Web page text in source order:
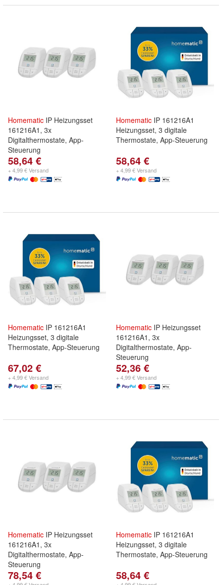
Homematic IP Heizungsset
161216A1, 3x
Digitalthermostate, App-
Steuerung
58,64 €
+ 4,99 € Versand
Homematic IP 161216A1
Heizungsset, 3 digitale
Thermostate, App-Steuerung
58,64 €
+ 4,99 € Versand
Homematic IP 161216A1
Heizungsset, 3 digitale
Thermostate, App-Steuerung
67,02 €
+ 4,99 € Versand
Homematic IP Heizungsset
161216A1, 3x
Digitalthermostate, App-
Steuerung
52,36 €
+ 4,99 € Versand
Homematic IP Heizungsset
161216A1, 3x
Digitalthermostate, App-
Steuerung
78,54 €
Homematic IP 161216A1
Heizungsset, 3 digitale
Thermostate, App-Steuerung
58,64 €